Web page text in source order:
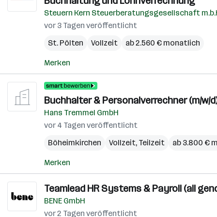
Steuern Kern Steuerberatungsgesellschaft
vor 3 Tagen veröffentlicht
St. Pölten
Vollzeit ab 2.560 € monatlich
Merken
Buchhalter & Personalverrechner (m/w/
Hans Tremmel GmbH
vor 4 Tagen veröffentlicht
Böheimkirchen
Vollzeit, Teilzeit ab 3.800 €
Merken
Teamlead HR Systems & Payroll (all
BENE GmbH
vor 2 Tagen veröffentlicht